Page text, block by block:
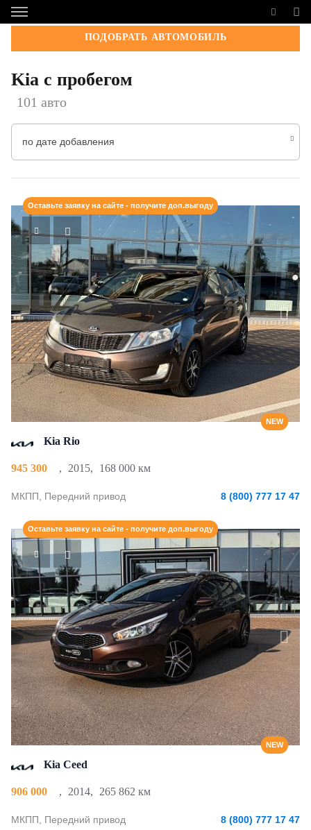
ПОДОБРАТЬ АВТОМОБИЛЬ
Kia с пробегом
101 авто
по дате добавления
NEW
Оставьте заявку на сайте - получите доп.выгоду
Kia Rio
945 300 , 2015, 168 000 км
МКПП, Передний привод 8 (800) 777 17 47
NEW
Оставьте заявку на сайте - получите доп.выгоду
Kia Ceed
906 000 , 2014, 265 862 км
МКПП, Передний привод 8 (800) 777 17 47